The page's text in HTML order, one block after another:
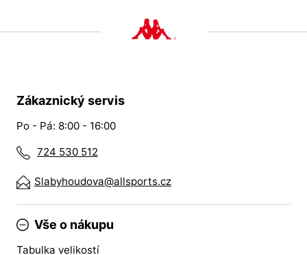
Zákaznický servis
Po - Pá: 8:00 - 16:00
724 530 512
Slabyhoudova@allsports.cz
Vše o nákupu
Tabulka velikostí